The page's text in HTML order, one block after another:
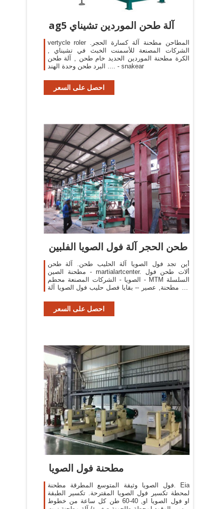
ag5 آلة طحن الموردين تشيناي
vertycle roler المطاحن مطحنة آلة كسارة الحجر.
الشركات المصنعة للأسمنت الخبث في تشيناي ,
الكرة مطحنة الموردين الحديد خام طحن , آلة طحن
.... البرد طحن وحدة الهند - snakear
احصل على السعر
طحن الحجر آلة فول الصويا الفلبين
أين تجد فول الصويا آلة الحليب طحن. آلة طحن
مطحنة الصين - martialartcenter. ألات طحن فول
الصويا - الشركات المصنعة محطم - MTM السلسلة
من مطحنة, عصير -- بقايا فصل حليب فول الصويا آلة
احصل على السعر
مطحنة فول الصويا
فول الصويا وثيقة المتوسع المطرقة مطحنة. Eia
لمحطة تكسير فول الصويا المقترحة. تكسير الطبقة
او فول الصويا او, 40-60 طن كل ساعة من خطوط